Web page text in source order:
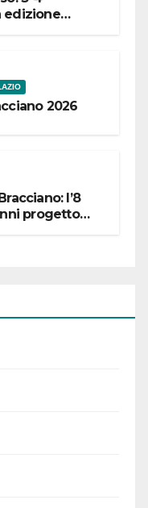
edizione
2026
l’8
progetto